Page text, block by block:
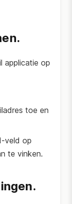
applicatie op
toe en
veld op
te vinken.